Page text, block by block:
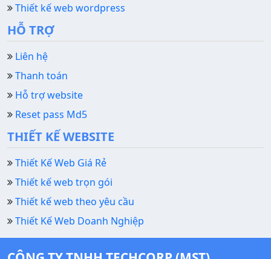
Thiết kế web wordpress
HỖ TRỢ
Liên hệ
Thanh toán
Hỗ trợ website
Reset pass Md5
THIẾT KẾ WEBSITE
Thiết Kế Web Giá Rẻ
Thiết kế web trọn gói
Thiết kế web theo yêu cầu
Thiết Kế Web Doanh Nghiệp